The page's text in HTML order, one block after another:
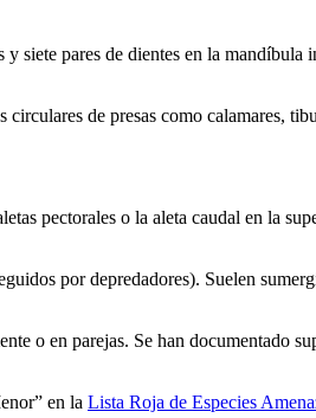
y siete pares de dientes en la mandíbula
de presas como calamares,
pectorales o la aleta caudal en la
por depredadores). Suelen
o en parejas. Se han documentado
en la Lista Roja de Especies